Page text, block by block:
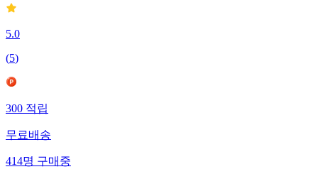
5.0
(5)
300적립
무료배송
414명구매중